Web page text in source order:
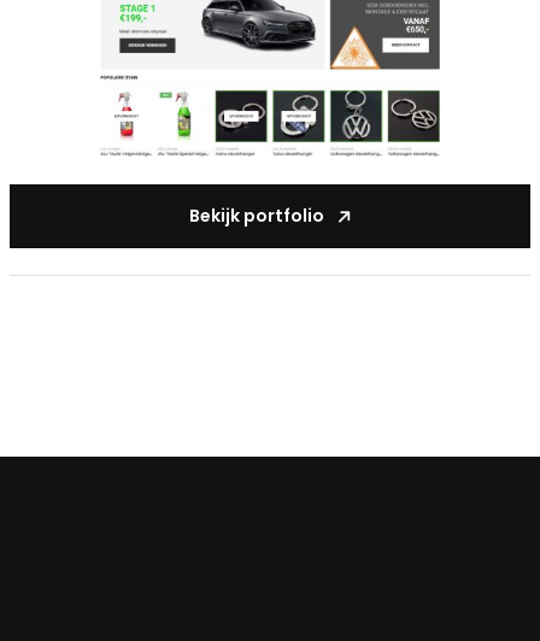
Bekijk portfolio